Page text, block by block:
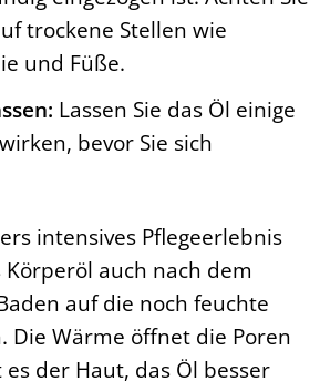
trockene Stellen wie
und Füße.
Lassen Sie das Öl einige
bevor Sie sich
intensives Pflegeerlebnis
Körperöl auch nach dem
auf die noch feuchte
Die Wärme öffnet die Poren
der Haut, das Öl besser